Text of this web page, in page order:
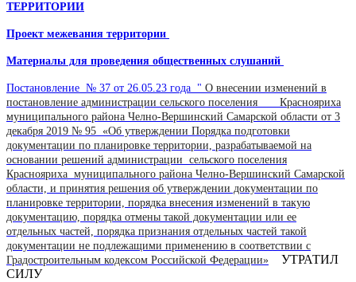
ТЕРРИТОРИИ
Проект межевания территории
Материалы для проведения общественных слушаний
Постановление № 37 от 26.05.23 года " О внесении изменений в
постановление администрации сельского поселения Краснояриха
муниципального района Челно-Вершинский Самарской области от 3
декабря 2019 № 95 «Об утверждении Порядка подготовки
документации по планировке территории, разрабатываемой на
основании решений администрации сельского поселения
Краснояриха муниципального района Челно-Вершинский Самарской
области, и принятия решения об утверждении документации по
планировке территории, порядка внесения изменений в такую
документацию, порядка отмены такой документации или ее
отдельных частей, порядка признания отдельных частей такой
документации не подлежащими применению в соответствии с
Градостроительным кодексом Российской Федерации»
УТРАТИЛ
СИЛУ